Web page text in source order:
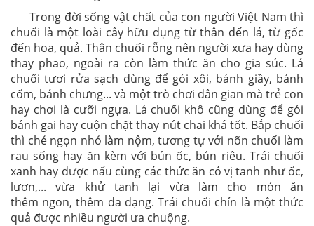
Trong đời sống vật chất của con người Việt Nam thì
chuối là một loài cây hữu dụng từ thân đến lá, từ gốc
đến hoa, quả. Thân chuối rỗng nên người xưa hay dùng
thay phao, ngoài ra còn làm thức ăn cho gia súc. Lá
chuối tươi rửasạch dùng để gói xôi, bánh giầy, bánh
cốm, bánh chưng... và một trò chơi dân gian mà trẻ con
hay chơi là cưỡi ngựa. Lá chuối khô cũng dùng để gói
bánh gai hay cuộn chặtthay nút chai khá tốt. Bắp chuối
thì chẻ ngọn nhỏ làm nộm,tương tự với nõn chuối làm
rau sống hay ăn kèm với bún ốc, bún riêu. Trái chuối
xanh hay được nấu cùng các thức ăn cóvị tanh như ốc,
lươn,... vừa khử tanh lại vừa làm cho món ăn
thêm ngon,thêm đa dạng. Trái chuối chín là mộtthức
quả được nhiều người ưa chuộng.